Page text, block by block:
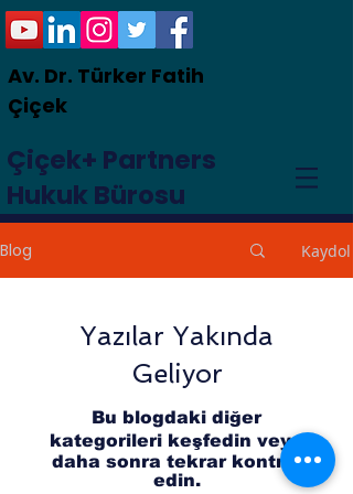
Av. Dr. Türker Fatih
Çiçek
Çiçek+ Partners
Hukuk Bürosu
Blog Kaydol
Yazılar Yakında
Geliyor
Bu blogdaki diğer
kategorileri keşfedin veya
daha sonra tekrar kontrol
edin.